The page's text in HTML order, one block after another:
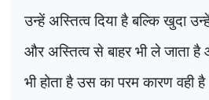
उन्हें अस्तित्व दिया है बल्कि खुदा
और अस्तित्व से बाहर भी ले जाता
भी होता है उस का परम कारण वही